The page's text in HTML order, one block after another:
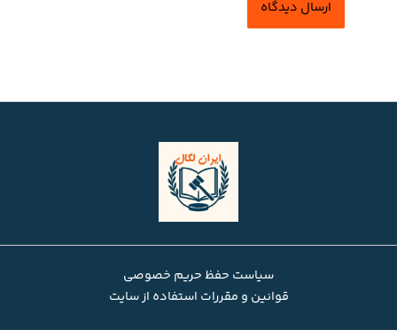
سیاست حفظ حریم خصوصی
قوانین و مقررات استفاده از سایت